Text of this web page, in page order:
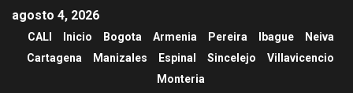
agosto 4, 2026
CALI Inicio Bogota Armenia Pereira Ibague
Neiva
Cartagena
Manizales Espinal Sincelejo
Villavicencio
Monteria